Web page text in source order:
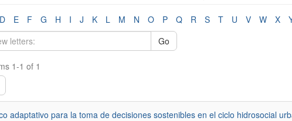
D E F G H I J K L M N O P Q R S T U V W X
Go
1-1 of 1
adaptativo para la toma de decisiones sostenibles en el ciclo hidrosocial